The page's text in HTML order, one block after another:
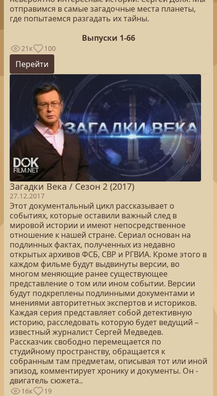
отправимся в самые загадочные места планеты,
где попытаемся разгадать их тайны.
Выпуски 1-66
21к 100
Перейти
Загадки Века / Сезон 2 (2017)
27.12.2017
Этот документальный цикл рассказывает о
событиях, которые оставили важный след в
мировой истории и имеют непосредственное
отношение к нашей стране. Сериал основан на
подлинных фактах, полученных из недавно
открытых архивов ФСБ, СВР и РГВИА. Кроме этого в
каждом фильме будут выдвинуты версии, во
многом меняющие ранее существующее
представление о том или ином событии. Версии
будут подкреплены подлинными документами и
мнениями авторитетных экспертов и историков.
Каждая серия представляет собой детективную
историю, расследовать которую будет ведущий –
известный журналист Сергей Медведев.
Рассказчик свободно перемещается по
студийному пространству, обращается к
собранным там предметам, описывая тот или иной
эпизод, комментирует хронику и документы. Он -
двигатель сюжета..
16к 19